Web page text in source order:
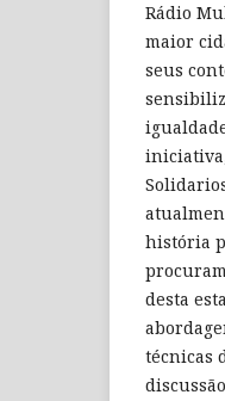
Rádio
maior
seus
história
desta
técnicas